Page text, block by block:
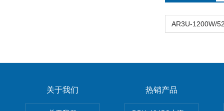
关于我们 热销产品